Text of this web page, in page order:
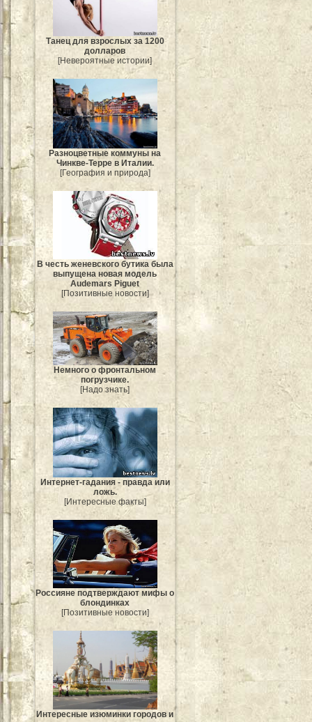
Танец для взрослых за 1200
долларов
[Невероятные истории]
Разноцветные коммуны на
Чинкве-Терре в Италии.
[География и природа]
В честь женевского бутика была
выпущена новая модель
Audemars Piguet
[Позитивные новости]
Немного о фронтальном
погрузчике.
[Надо знать]
Интернет-гадания - правда или
ложь.
[Интересные факты]
Россияне подтверждают мифы о
блондинках
[Позитивные новости]
Интересные изюминки городов и